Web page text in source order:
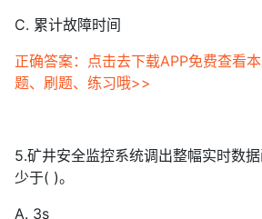
C. 累计故障时间
正确答案：点击去下载APP免费查看
题、刷题、练习哦>>
5.矿井安全监控系统调出整幅实时数
少于( )。
A. 3s